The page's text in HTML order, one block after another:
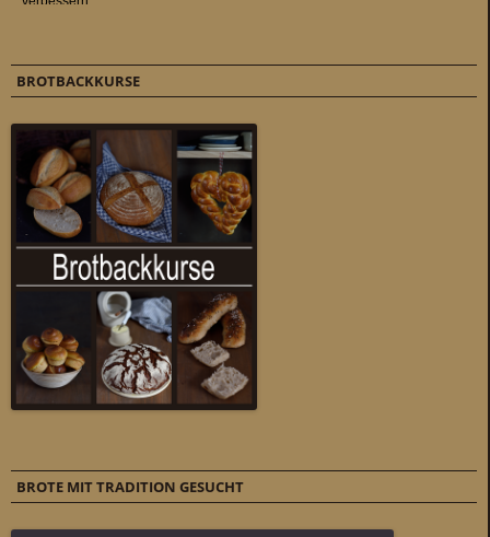
BROTBACKKURSE
BROTE MIT TRADITION GESUCHT